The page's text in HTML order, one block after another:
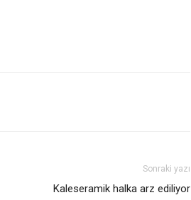
Sonraki yazı
Kaleseramik halka arz ediliyor